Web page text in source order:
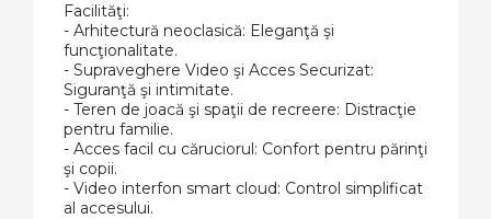
Facilităţi:
- Arhitectură neoclasică: Eleganţă şi
funcţionalitate.
- Supraveghere Video şi Acces Securizat:
Siguranţă şi intimitate.
- Teren de joacă şi spaţii de recreere: Distracţie
pentru familie.
- Acces facil cu căruciorul: Confort pentru părinţi
şi copii.
- Video interfon smart cloud: Control simplificat
al accesului.